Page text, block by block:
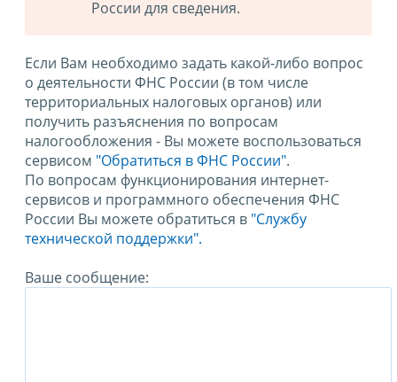
России для сведения.
Если Вам необходимо задать какой-либо вопрос
о деятельности ФНС России (в том числе
территориальных налоговых органов) или
получить разъяснения по вопросам
налогообложения - Вы можете воспользоваться
сервисом "Обратиться в ФНС России".
По вопросам функционирования интернет-
сервисов и программного обеспечения ФНС
России Вы можете обратиться в "Службу
технической поддержки".
Ваше сообщение: